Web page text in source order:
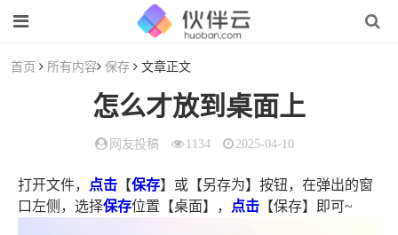
首页 所有内容 保存 文章正文
怎么才放到桌面上
网友投稿 1134 2025-04-10
打开文件， 点击 【保存】或【另存为】按钮，在弹出的窗
口左侧，选择保存位置【桌面】， 点击 【保存】即可~